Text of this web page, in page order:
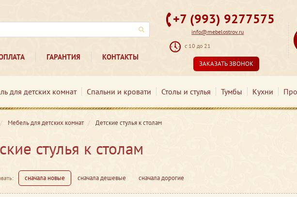
ГАРАНТИЯ КОНТАКТЫ
+7 (993) 9277575
info@mebelostrov.ru
с 10 до 21
ЗАКАЗАТЬ ЗВОНОК
для детских комнат Спальни и кровати Столы и стулья Тумбы Кухни
Мебель для детских комнат Детские стулья к столам
стулья к столам
сначала новые сначала дешевые сначала дорогие